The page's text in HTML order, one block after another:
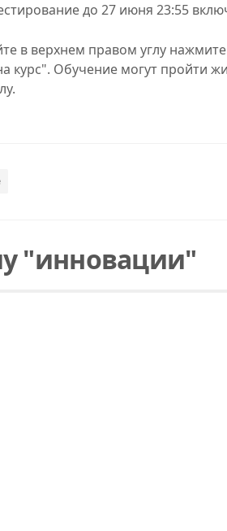
до 27 июня 23:55
в верхнем правом углу
курс". Обучение могут пройти
"инновации"